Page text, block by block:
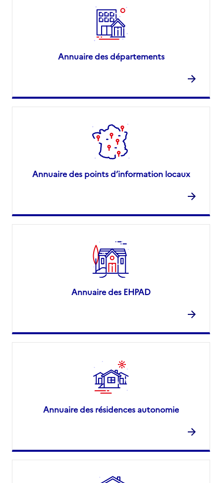
Annuaire des départements
Annuaire des points d’information locaux
Annuaire des EHPAD
Annuaire des résidences autonomie